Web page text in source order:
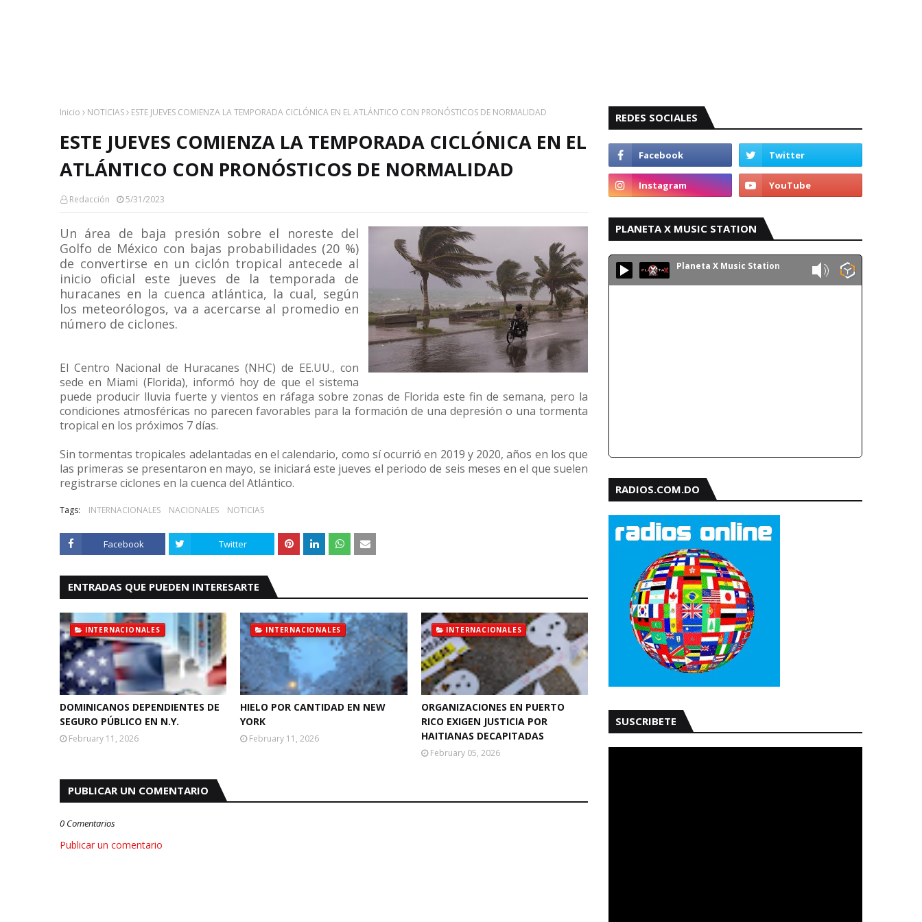
Inicio NOTICIAS ESTE JUEVES COMIENZA LA TEMPORADA CICLÓNICA EN EL ATLÁNTICO CON PRONÓSTICOS DE NORMALIDAD
ESTE JUEVES COMIENZA LA TEMPORADA CICLÓNICA EN EL
ATLÁNTICO CON PRONÓSTICOS DE NORMALIDAD
Redacción 5/31/2023
Un área de baja presión sobre el noreste del
Golfo de México con bajas probabilidades (20 %)
de convertirse en un ciclón tropical antecede al
inicio oficial este jueves de la temporada de
huracanes en la cuenca atlántica, la cual, según
los meteorólogos, va a acercarse al promedio en
número de ciclones.
El Centro Nacional de Huracanes (NHC) de EE.UU., con
sede en Miami (Florida), informó hoy de que el sistema
puede producir lluvia fuerte y vientos en ráfaga sobre zonas de Florida este fin de semana, pero la
condiciones atmosféricas no parecen favorables para la formación de una depresión o una tormenta
tropical en los próximos 7 días.
Sin tormentas tropicales adelantadas en el calendario, como sí ocurrió en 2019 y 2020, años en los que
las primeras se presentaron en mayo, se iniciará este jueves el periodo de seis meses en el que suelen
registrarse ciclones en la cuenca del Atlántico.
Tags: INTERNACIONALES NACIONALES NOTICIAS
Facebook Twitter
ENTRADAS QUE PUEDEN INTERESARTE
INTERNACIONALES
DOMINICANOS DEPENDIENTES DE
SEGURO PÚBLICO EN N.Y.
February 11, 2026
INTERNACIONALES
HIELO POR CANTIDAD EN NEW
YORK
February 11, 2026
INTERNACIONALES
ORGANIZACIONES EN PUERTO
RICO EXIGEN JUSTICIA POR
HAITIANAS DECAPITADAS
February 05, 2026
PUBLICAR UN COMENTARIO
0 Comentarios
Publicar un comentario
REDES SOCIALES
PLANETA X MUSIC STATION
Planeta X Music Station
RADIOS.COM.DO
SUSCRIBETE